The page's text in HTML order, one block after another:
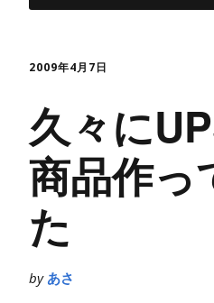
2009年4月7日
久々に
商品作っ
た
by あさ